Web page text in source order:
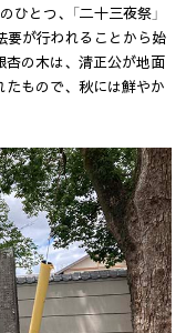
とつ、「二十三夜祭」
要が行われることから始
杏の木は、清正公が地面
もので、秋には鮮やか